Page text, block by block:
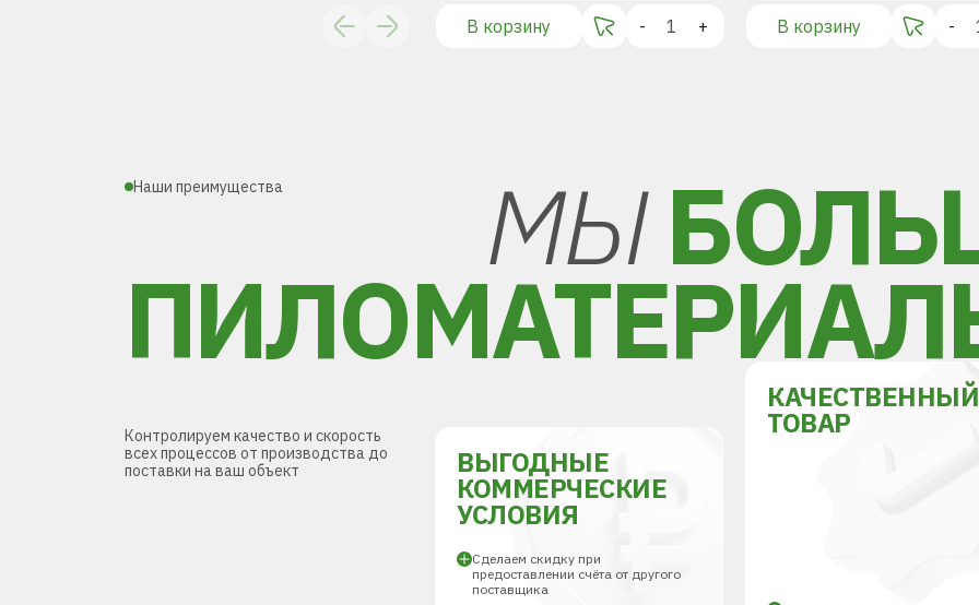
В корзину - + В корзину -
Наши преимущества МЫ
Контролируем качество и скорость
всех процессов от производства до
поставки на ваш объект
ВЫГОДНЫЕ
КОММЕРЧЕСКИЕ
УСЛОВИЯ
Сделаем скидку при
предоставлении счёта от другого
поставщика
КАЧЕСТВЕННЫЙ
ТОВАР